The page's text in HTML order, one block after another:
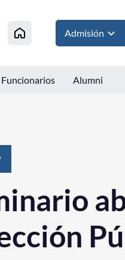
Admisión
Funcionarios Alumni